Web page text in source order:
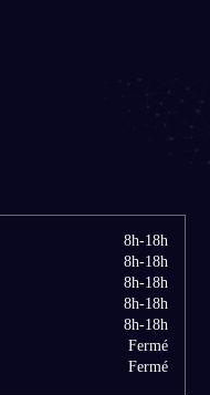
8h-18h
8h-18h
8h-18h
8h-18h
8h-18h
Fermé
Fermé